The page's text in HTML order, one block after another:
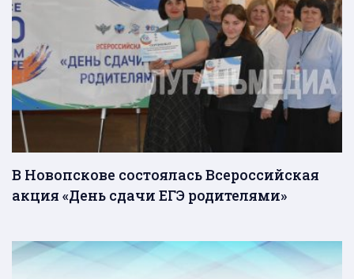
В Новопскове состоялась Всероссийская
акция «День сдачи ЕГЭ родителями»